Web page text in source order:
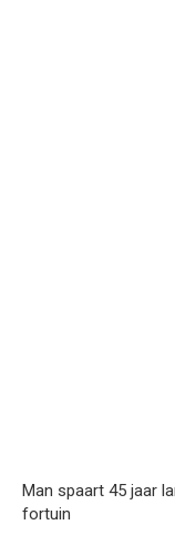
Man spaart 45 jaar
fortuin